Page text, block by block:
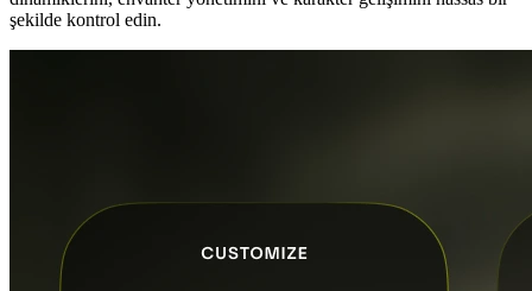
şekilde kontrol edin.